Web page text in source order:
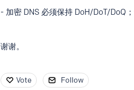
- 加密 DNS 必须保持 DoH/DoT/DoQ
谢谢。
Vote Follow